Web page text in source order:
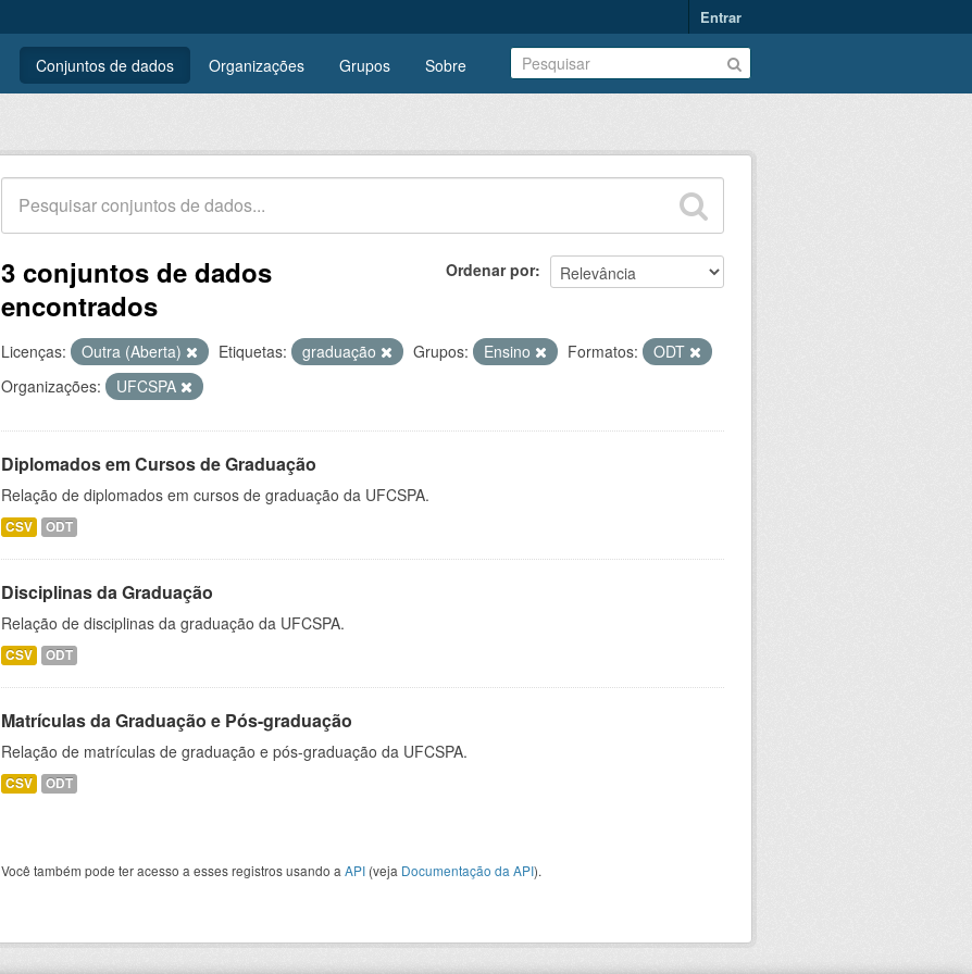
Entrar
Conjuntos de dados Organizações Grupos Sobre
Ordenar por
3 conjuntos de dados
encontrados
Licenças: Outra (Aberta) Etiquetas: graduação Grupos: Ensino Formatos:
ODT
Organizações:
UFCSPA
Diplomados em Cursos de Graduação
Relação de diplomados em cursos de graduação da UFCSPA.
CSV ODT
Disciplinas da Graduação
Relação de disciplinas da graduação da UFCSPA.
CSV ODT
Matrículas da Graduação e Pós-graduação
Relação de matrículas de graduação e pós-graduação da UFCSPA.
CSV ODT
Você também pode ter acesso a esses registros usando a API (veja Documentação da API).